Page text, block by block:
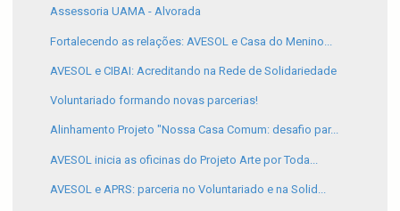
Assessoria UAMA - Alvorada
Fortalecendo as relações: AVESOL e Casa do Menino...
AVESOL e CIBAI: Acreditando na Rede de Solidariedade
Voluntariado formando novas parcerias!
Alinhamento Projeto "Nossa Casa Comum: desafio par...
AVESOL inicia as oficinas do Projeto Arte por Toda...
AVESOL e APRS: parceria no Voluntariado e na Solid...